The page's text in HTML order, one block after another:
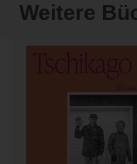
Weitere